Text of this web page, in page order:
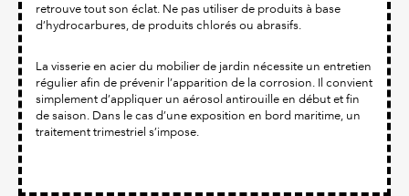
retrouve tout son éclat. Ne pas utiliser de produits à base
d’hydrocarbures, de produits chlorés ou abrasifs.
La visserie en acier du mobilier de jardin nécessite un entretien
régulier afin de prévenir l’apparition de la corrosion. Il convient
simplement d’appliquer un aérosol antirouille en début et fin
de saison. Dans le cas d’une exposition en bord maritime, un
traitement trimestriel s’impose.